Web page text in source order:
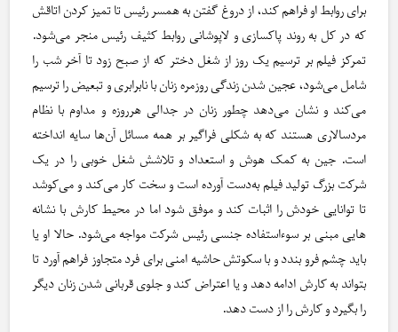
برای روابط او فراهم کند، از دروغ گفتن به همسر رئیس تا تمیز کردن اتاقش
که در کل به روند پاکسازی و لاپوشانی روابط کثیف رئیس منجر می‌شود.
تمرکز فیلم بر ترسیم یک روز از شغل دختر که از صبح زود تا آخر شب را
شامل می‌شود، عجین شدن زندگی روزمره زنان با نابرابری و تبعیض را ترسیم
می‌کند و نشان می‌دهد چطور زنان در جدالی هر‌روزه و مداوم با نظام
مردسالاری هستند که به شکلی فراگیر بر همه مسائل آن‌ها سایه انداخته
است. جین به کمک هوش و استعداد و تلاشش شغل خوبی را در یک
شرکت بزرگ تولید فیلم به‌دست آورده است و سخت کار می‌کند و می‌کوشد
تا توانایی خودش را اثبات کند و موفق شود اما در محیط کارش با نشانه
هایی مبنی بر سوءاستفاده جنسی رئیس شرکت مواجه می‌شود. حالا او یا
باید چشم فرو بندد و با سکوتش حاشیه امنی برای فرد متجاوز فراهم آورد تا
بتواند به کارش ادامه دهد و یا اعتراض کند و جلوی قربانی شدن زنان دیگر
را بگیرد و کارش را از دست دهد.